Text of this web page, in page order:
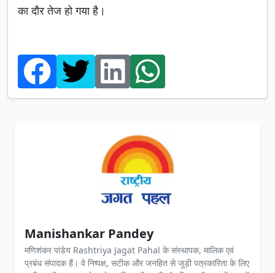
का दौर तेज हो गया है।
Manishankar Pandey
मणिशंकर पांडेय Rashtriya Jagat Pahal के संस्थापक, मालिक एवं
प्रबंध संपादक हैं। वे निष्पक्ष, सटीक और जनहित से जुड़ी पत्रकारिता के लिए